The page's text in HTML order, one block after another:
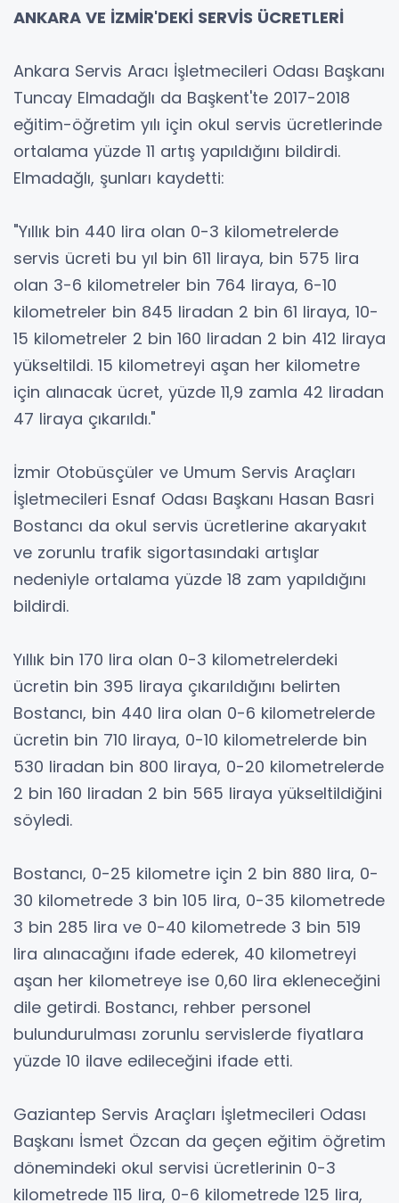
ANKARA VE İZMİR'DEKİ SERVİS ÜCRETLERİ
Ankara Servis Aracı İşletmecileri Odası Başkanı
Tuncay Elmadağlı da Başkent'te 2017-2018
eğitim-öğretim yılı için okul servis ücretlerinde
ortalama yüzde 11 artış yapıldığını bildirdi.
Elmadağlı, şunları kaydetti:
"Yıllık bin 440 lira olan 0-3 kilometrelerde
servis ücreti bu yıl bin 611 liraya, bin 575 lira
olan 3-6 kilometreler bin 764 liraya, 6-10
kilometreler bin 845 liradan 2 bin 61 liraya, 10-
15 kilometreler 2 bin 160 liradan 2 bin 412 liraya
yükseltildi. 15 kilometreyi aşan her kilometre
için alınacak ücret, yüzde 11,9 zamla 42 liradan
47 liraya çıkarıldı."
İzmir Otobüsçüler ve Umum Servis Araçları
İşletmecileri Esnaf Odası Başkanı Hasan Basri
Bostancı da okul servis ücretlerine akaryakıt
ve zorunlu trafik sigortasındaki artışlar
nedeniyle ortalama yüzde 18 zam yapıldığını
bildirdi.
Yıllık bin 170 lira olan 0-3 kilometrelerdeki
ücretin bin 395 liraya çıkarıldığını belirten
Bostancı, bin 440 lira olan 0-6 kilometrelerde
ücretin bin 710 liraya, 0-10 kilometrelerde bin
530 liradan bin 800 liraya, 0-20 kilometrelerde
2 bin 160 liradan 2 bin 565 liraya yükseltildiğini
söyledi.
Bostancı, 0-25 kilometre için 2 bin 880 lira, 0-
30 kilometrede 3 bin 105 lira, 0-35 kilometrede
3 bin 285 lira ve 0-40 kilometrede 3 bin 519
lira alınacağını ifade ederek, 40 kilometreyi
aşan her kilometreye ise 0,60 lira ekleneceğini
dile getirdi. Bostancı, rehber personel
bulundurulması zorunlu servislerde fiyatlara
yüzde 10 ilave edileceğini ifade etti.
Gaziantep Servis Araçları İşletmecileri Odası
Başkanı İsmet Özcan da geçen eğitim öğretim
dönemindeki okul servisi ücretlerinin 0-3
kilometrede 115 lira, 0-6 kilometrede 125 lira,